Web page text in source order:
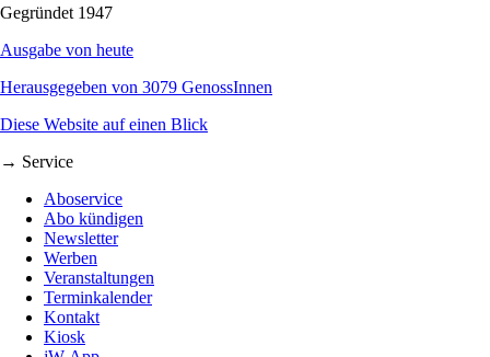
Gegründet 1947
Ausgabe von heute
Herausgegeben von 3079 GenossInnen
Diese Website auf einen Blick
→ Service
Aboservice
Abo kündigen
Newsletter
Werben
Veranstaltungen
Terminkalender
Kontakt
Kiosk